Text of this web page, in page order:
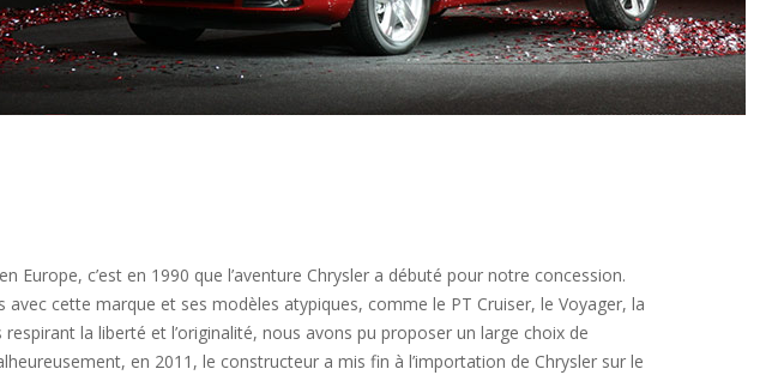
Europe, c’est en 1990 que l’aventure Chrysler a débuté pour notre concession.
cette marque et ses modèles atypiques, comme le PT Cruiser, le Voyager, la
la liberté et l’originalité, nous avons pu proposer un large choix de
en 2011, le constructeur a mis fin à l’importation de Chrysler sur le